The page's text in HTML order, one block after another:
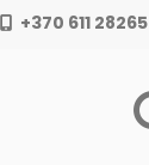
+370 611 28265